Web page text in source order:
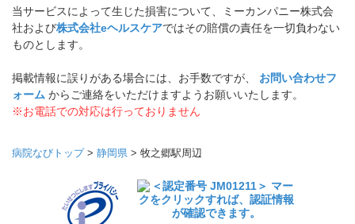
当サービスによって生じた損害について、ミーカンパニー株式会
社および株式会社eヘルスケアではその賠償の責任を一切負わない
ものとします。
掲載情報に誤りがある場合には、お手数ですが、 お問い合わせフ
ォーム からご連絡をいただけますようお願いいたします。
※お電話での対応は行っておりません
病院なびトップ> 静岡県 > 牧之郷駅周辺